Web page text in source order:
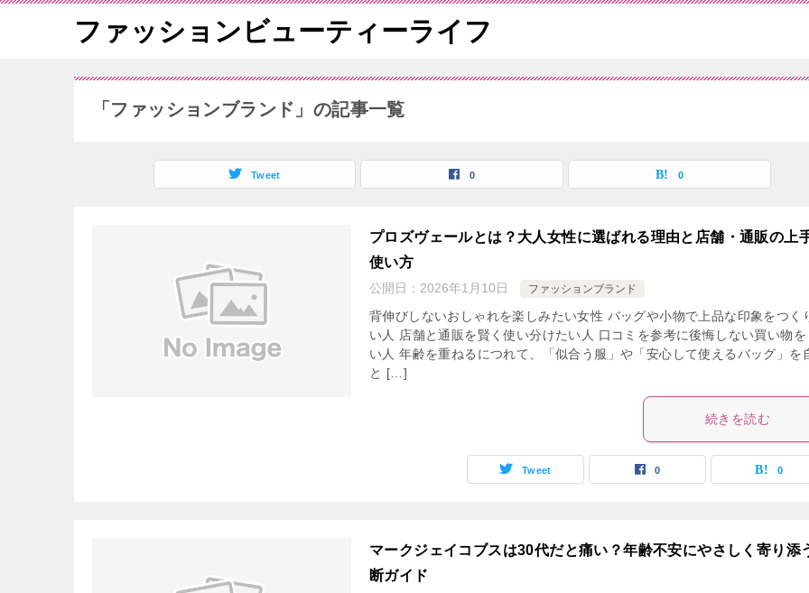
ファッションビューティーライフ
「ファッションブランド」の記事一覧
Tweet 0 0
プロズヴェールとは？大人女性に選ばれる理由と店舗・通販の上
使い方
公開日： 2026年1月10日 ファッションブランド
背伸びしないおしゃれを楽しみたい女性 バッグや小物で上品な印象をつく
い人 店舗と通販を賢く使い分けたい人 口コミを参考に後悔しない買い物を
い人 年齢を重ねるにつれて、「似合う服」や「安心して使えるバッグ」を
と […]
続きを読む
Tweet 0 0
マークジェイコブスは30代だと痛い？年齢不安にやさしく寄り添
断ガイド